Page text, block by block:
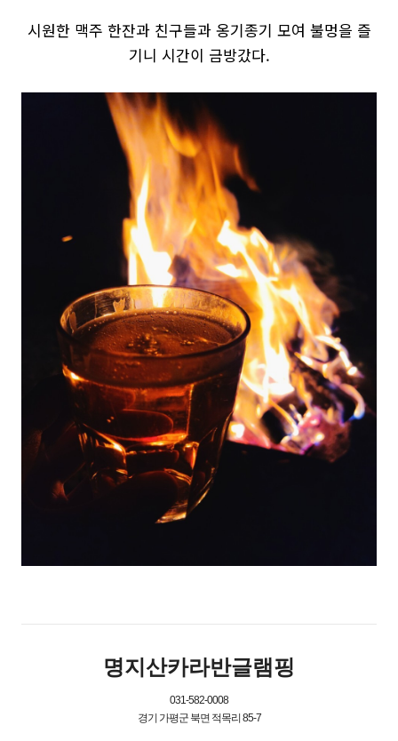
시원한 맥주 한잔과 친구들과 옹기종기 모여 불멍을 즐
기니 시간이 금방갔다.